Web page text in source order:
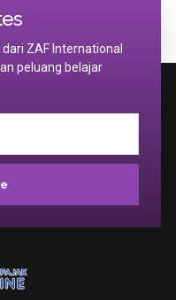
ZAF International
peluang belajar